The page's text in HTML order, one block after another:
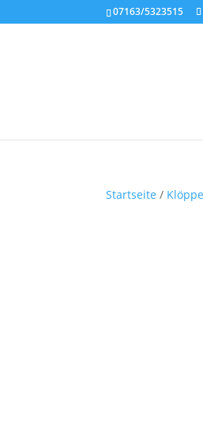
07163/5323515
Startseite /